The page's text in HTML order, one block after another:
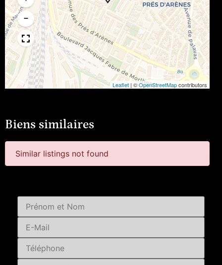
−
Leaflet | ©OpenStreetMapcontributors
Biens similaires
Similar listings not found